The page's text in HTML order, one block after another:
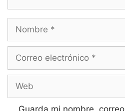
electrónico
Guarda mi nombre,